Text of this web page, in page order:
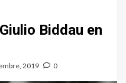
Biddau en
2019 0